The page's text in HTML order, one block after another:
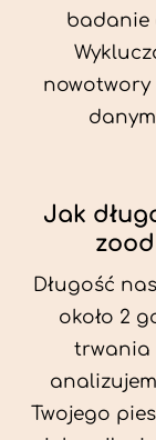
badanie
nowotwory
Jak
Długość
około 2
trwania
Twojego